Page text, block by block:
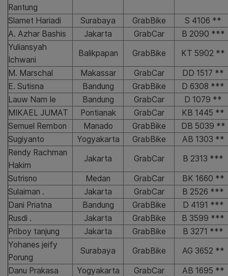
Rantung
Slamet Hariadi Surabaya GrabBike
S 4106 **
A. Azhar Bashis
Jakarta GrabCar
B 2090 ***
Yuliansyah
Ichwani
Balikpapan GrabBike KT 5902 **
M. Marschal Makassar GrabCar
DD 1517 **
E. Sutisna
Bandung GrabBike
D 6308 ***
Lauw Nam Ie
Bandung GrabCar
D 1079 **
MIKAEL JUMAT
Pontianak GrabCar
KB 1445 **
Semuel Rembon
Manado GrabBike
DB 5039 **
Sugiyanto
Yogyakarta GrabBike
AB 1303 **
Rendy Rachman
Hakim
Jakarta GrabCar B 2313 ***
Sutrisno Medan GrabCar
BK 1660 **
Sulaiman .
Jakarta GrabCar
B 2526 ***
Dani Priatna
Bandung GrabBike
D 4191 ***
Rusdi .
Jakarta GrabBike
B 3599 ***
Priboy tanjung
Jakarta GrabBike
B 3271 ***
Yohanes jeify
Porung
Surabaya GrabBike AG 3652 **
Danu Prakasa Yogyakarta GrabCar
AB 1695 **